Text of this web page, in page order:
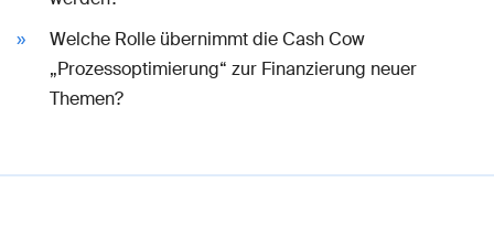
Welche Rolle übernimmt die Cash Cow
„Prozessoptimierung“ zur Finanzierung neuer
Themen?